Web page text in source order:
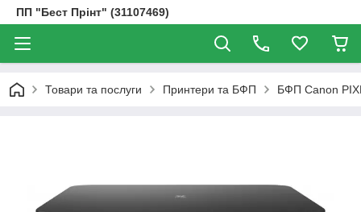
ПП "Бест Прінт" (31107469)
Товари та послуги Принтери та БФП БФП Canon